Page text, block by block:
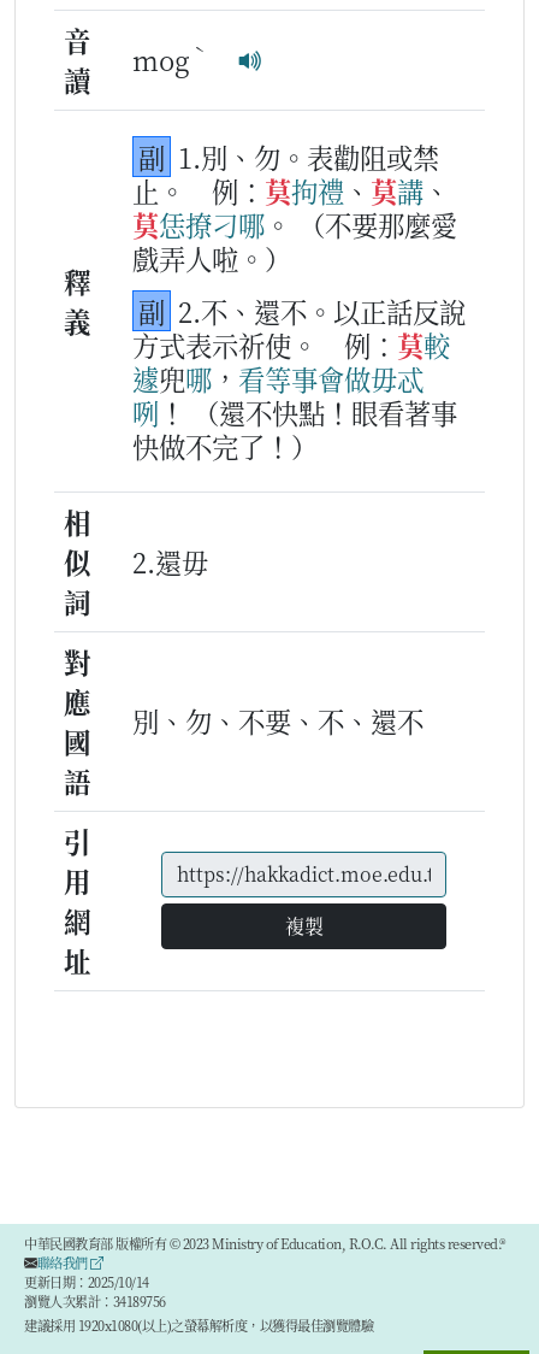
音
讀
mog ˋ
釋
義
副 1.別、勿。表勸阻或禁
止。
例： 莫拘禮 、 莫講 、
莫恁撩刁哪 。
（不要那麼愛
戲弄人啦。）
副 2.不、還不。以正話反說
方式表示祈使。
例： 莫較
遽兜哪 ， 看等事會做毋忒
咧 ！
（還不快點！眼看著事
快做不完了！）
相
似
詞
2.還毋
對
應
國
語
別、勿、不要、不、還不
引
用
網
址
複製
中華民國教育部 版權所有 © 2023 Ministry of Education, R.O.C. All rights reserved.®
聯絡我們
更新日期：2025/10/14
瀏覽人次累計：34189756
建議採用 1920x1080(以上)之螢幕解析度，以獲得最佳瀏覽體驗